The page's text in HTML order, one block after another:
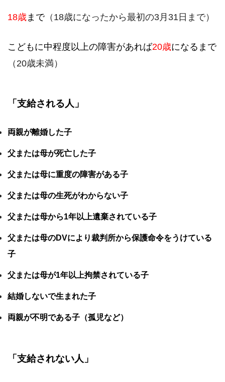
18歳まで（18歳になったから最初の3月31日まで）
こどもに中程度以上の障害があれば20歳になるまで
（20歳未満）
「支給される人」
両親が離婚した子
父または母が死亡した子
父または母に重度の障害がある子
父または母の生死がわからない子
父または母から1年以上遺棄されている子
父または母のDVにより裁判所から保護命令をうけている
子
父または母が1年以上拘禁されている子
結婚しないで生まれた子
両親が不明である子（孤児など）
「支給されない人」